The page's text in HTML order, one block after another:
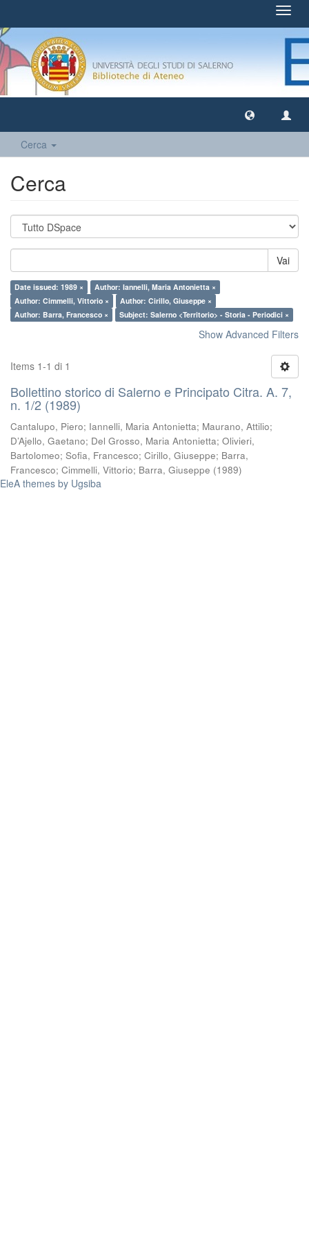
Cerca
Cerca
Vai
Date issued: 1989 ×
Author: Iannelli, Maria Antonietta ×
Author: Cimmelli, Vittorio ×
Author: Cirillo, Giuseppe ×
Author: Barra, Francesco ×
Subject: Salerno <Territorio> - Storia - Periodici ×
Show Advanced Filters
Items 1-1 di 1
Bollettino storico di Salerno e Principato Citra. A. 7,
n. 1/2 (1989)
Cantalupo, Piero; Iannelli, Maria Antonietta; Maurano, Attilio;
D’Ajello, Gaetano; Del Grosso, Maria Antonietta; Olivieri,
Bartolomeo; Sofia, Francesco; Cirillo, Giuseppe; Barra,
Francesco; Cimmelli, Vittorio; Barra, Giuseppe (1989)
EleA themes by Ugsiba